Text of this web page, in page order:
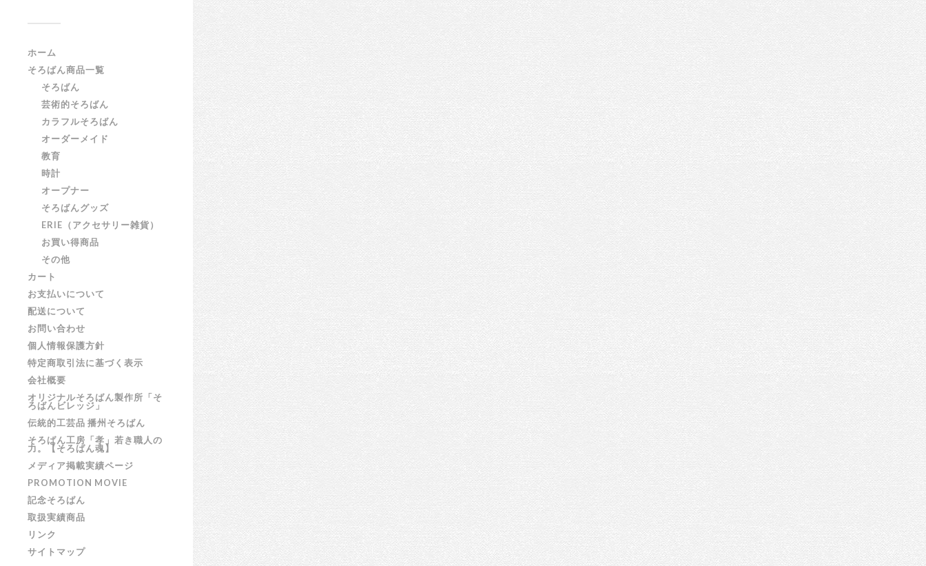
ホーム
そろばん商品一覧
そろばん
芸術的そろばん
カラフルそろばん
オーダーメイド
教育
時計
オープナー
そろばんグッズ
ERIE（アクセサリー雑貨）
お買い得商品
その他
カート
お支払いについて
配送について
お問い合わせ
個人情報保護方針
特定商取引法に基づく表示
会社概要
オリジナルそろばん製作所「そ
ろばんビレッジ」
伝統的工芸品 播州そろばん
そろばん工房「孝」若き職人の
力。【そろばん魂】
メディア掲載実績ページ
PROMOTION MOVIE
記念そろばん
取扱実績商品
リンク
サイトマップ